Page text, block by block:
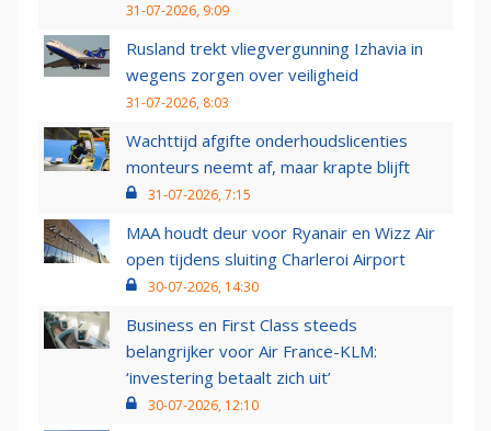
31-07-2026, 9:09
Rusland trekt vliegvergunning Izhavia in
wegens zorgen over veiligheid
31-07-2026, 8:03
Wachttijd afgifte onderhoudslicenties
monteurs neemt af, maar krapte blijft
31-07-2026, 7:15
MAA houdt deur voor Ryanair en Wizz Air
open tijdens sluiting Charleroi Airport
30-07-2026, 14:30
Business en First Class steeds
belangrijker voor Air France-KLM:
‘investering betaalt zich uit’
30-07-2026, 12:10